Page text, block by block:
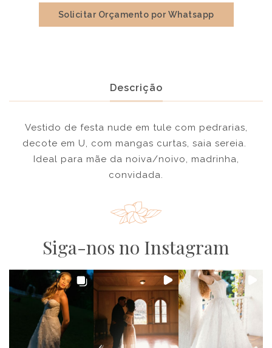
Solicitar Orçamento por Whatsapp
Descrição
Vestido de festa nude em tule com pedrarias,
decote em U, com mangas curtas, saia sereia.
Ideal para mãe da noiva/noivo, madrinha,
convidada.
Siga-nos no Instagram